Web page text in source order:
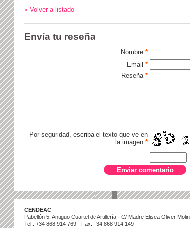
« Volver a listado
Envía tu reseña
Nombre *
Email *
Reseña *
Por seguridad, escriba el texto que ve en
la imagen *
CENDEAC
Pabellón 5. Antiguo Cuartel de Artillería · C/ Madre Elisea Oliver
Tel.: +34 868 914 769 - Fax: +34 868 914 149